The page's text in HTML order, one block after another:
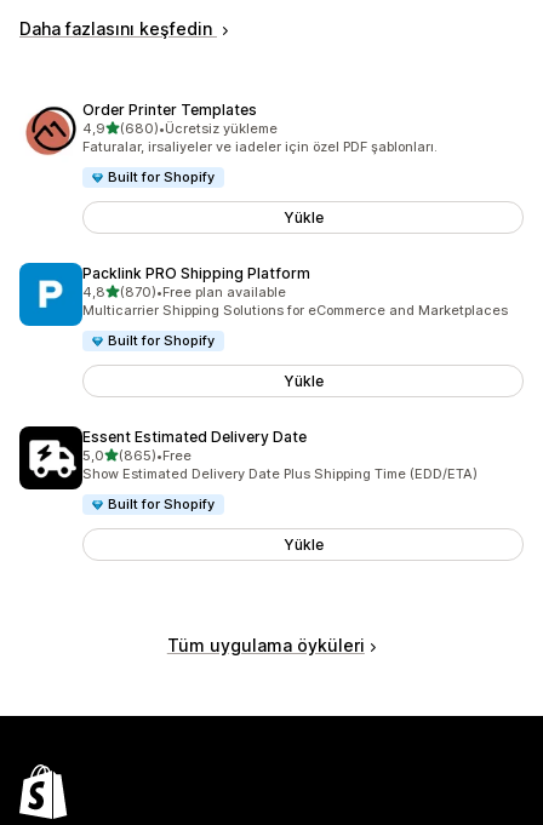
Daha fazlasını keşfedin
Order Printer Templates
4,95 yıldız üzerinden
(680)
toplam 680 değerlendirme
•Ücretsiz yükleme
Faturalar, irsaliyeler ve iadeler için özel PDF şablonları.
Built for Shopify
Yükle
Packlink PRO Shipping Platform
4,85 yıldız üzerinden
(870)
toplam 870 değerlendirme
•Free plan available
Multicarrier Shipping Solutions for eCommerce and Marketplaces
Built for Shopify
Yükle
Essent Estimated Delivery Date
5,05 yıldız üzerinden
(865)
toplam 865 değerlendirme
•Free
Show Estimated Delivery Date Plus Shipping Time (EDD/ETA)
Built for Shopify
Yükle
Tüm uygulama öyküleri